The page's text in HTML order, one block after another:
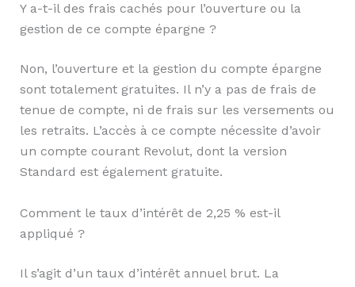
Y a-t-il des frais cachés pour l’ouverture ou la
gestion de ce compte épargne ?
Non, l’ouverture et la gestion du compte épargne
sont totalement gratuites. Il n’y a pas de frais de
tenue de compte, ni de frais sur les versements ou
les retraits. L’accès à ce compte nécessite d’avoir
un compte courant Revolut, dont la version
Standard est également gratuite.
Comment le taux d’intérêt de 2,25 % est-il
appliqué ?
Il s’agit d’un taux d’intérêt annuel brut. La